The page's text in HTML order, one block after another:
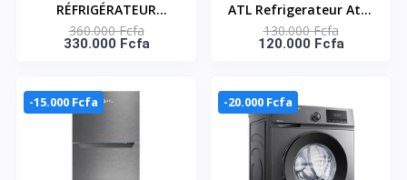
RÉFRIGÉRATEUR
COMBINÉ 337 LITRES
NET – SNASD2-
360.000 Fcfa
330.000 Fcfa
ATL Refrigerateur Atl -
168L - 02 Portes - Inox
& Silver
130.000 Fcfa
120.000 Fcfa
-15.000 Fcfa -20.000 Fcfa